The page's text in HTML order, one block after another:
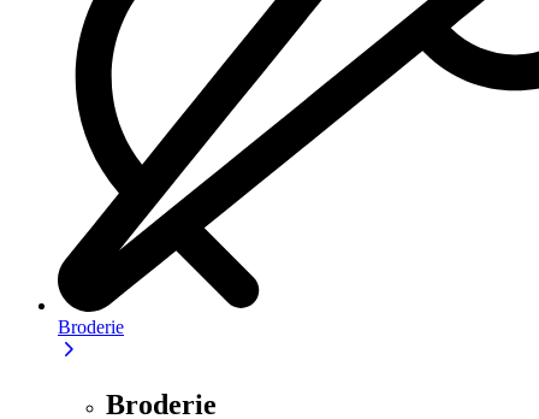
Broderie
Broderie